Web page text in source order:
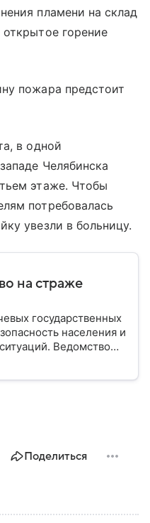
пламени на склад
горение
пожара предстоит
в одной
Челябинска
этаже. Чтобы
потребовалась
увезли в больницу.
на страже
государственных
населения и
Ведомство
граждан от
оно устроено, какие
играет в
Поделиться